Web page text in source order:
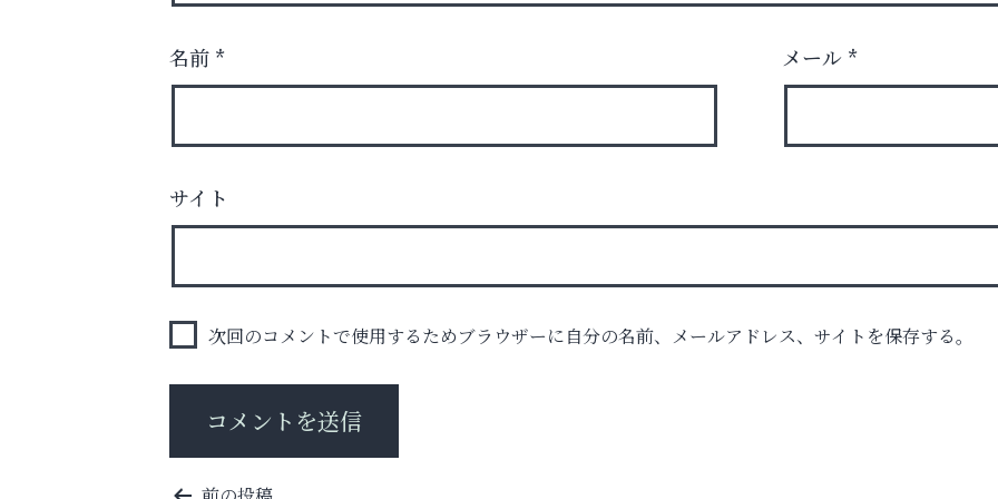
学び方が変われば、成績は変わる。
芦屋インターナショナルスク
名前 * メール *
サイト
次回のコメントで使用するためブラウザーに自分の名前、メールアドレス、サイトを保存する。